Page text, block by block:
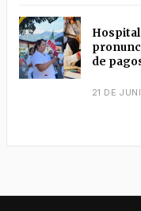
de
21 DE